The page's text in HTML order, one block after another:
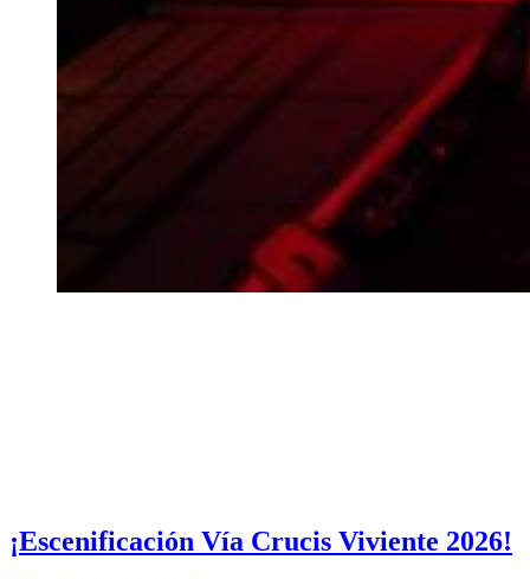
¡Escenificación Vía Crucis Viviente 2026!